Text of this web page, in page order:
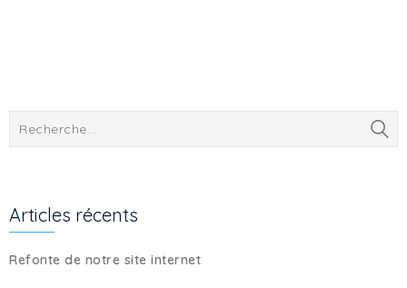
Articles récents
Refonte de notre site internet